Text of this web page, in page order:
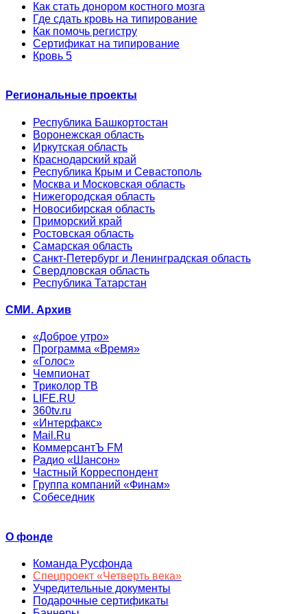
Как стать донором костного мозга
Где сдать кровь на типирование
Как помочь регистру
Сертификат на типирование
Кровь 5
Региональные проекты
Республика Башкортостан
Воронежская область
Иркутская область
Краснодарский край
Республика Крым и Севастополь
Москва и Московская область
Нижегородская область
Новосибирская область
Приморский край
Ростовская область
Самарская область
Санкт-Петербург и Ленинградская область
Свердловская область
Республика Татарстан
СМИ. Архив
«Доброе утро»
Программа «Время»
«Голос»
Чемпионат
Триколор ТВ
LIFE.RU
360tv.ru
«Интерфакс»
Mail.Ru
КоммерсантЪ FM
Радио «Шансон»
Частный Корреспондент
Группа компаний «Финам»
Собеседник
О фонде
Команда Русфонда
Спецпроект «Четверть века»
Учредительные документы
Подарочные сертификаты